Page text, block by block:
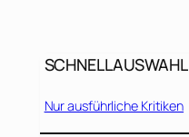
SCHNELLAUSWAHL
Nur ausführliche Kritiken